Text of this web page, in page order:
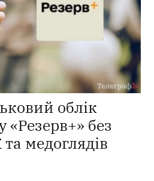
облік
без
медоглядів